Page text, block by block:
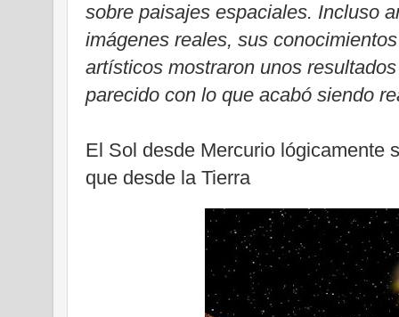
sobre paisajes espaciales. Incluso
imágenes reales, sus
artísticos mostraron unos
parecido con lo que acabó siendo
El Sol desde Mercurio lógicamente
que desde la Tierra